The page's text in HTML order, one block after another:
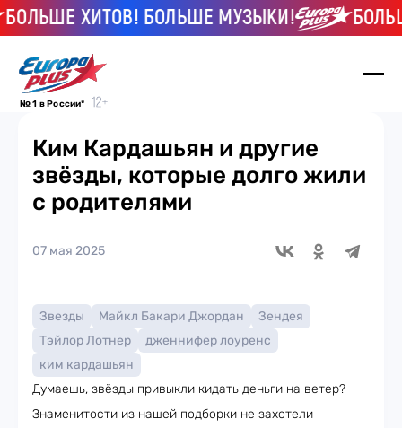
ХИТОВ! БОЛЬШЕ МУЗЫКИ! БОЛЬШЕ
№ 1 в России*
Ким Кардашьян и другие
звёзды, которые долго жили
с родителями
07 мая 2025
Звезды Майкл Бакари Джордан
Зендея
Тэйлор Лотнер
дженнифер лоуренс
ким кардашьян
Думаешь, звёзды привыкли кидать деньги на ветер?
Знаменитости из нашей подборки не захотели